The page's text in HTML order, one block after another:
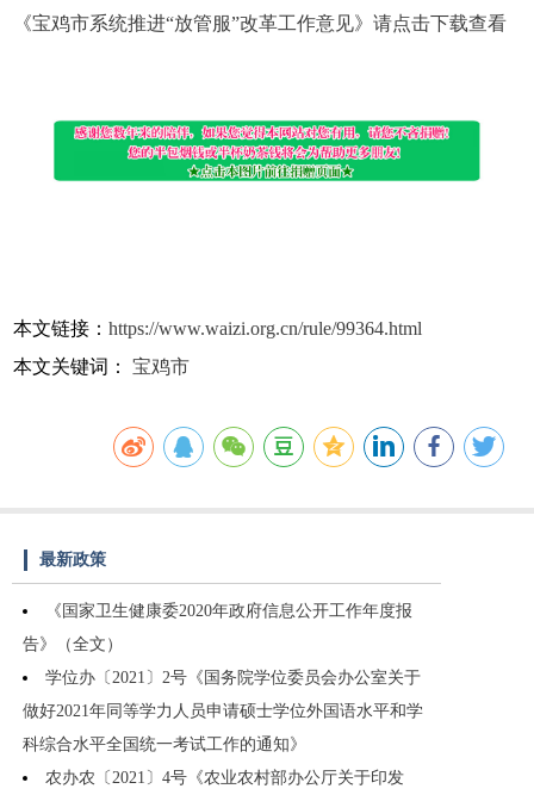
《宝鸡市系统推进“放管服”改革工作意见》请点击下载查看
本文链接：https://www.waizi.org.cn/rule/99364.html
本文关键词：宝鸡市
最新政策
《国家卫生健康委2020年政府信息公开工作年度报
告》（全文）
学位办〔2021〕2号《国务院学位委员会办公室关于
做好2021年同等学力人员申请硕士学位外国语水平和学
科综合水平全国统一考试工作的通知》
农办农〔2021〕4号《农业农村部办公厅关于印发